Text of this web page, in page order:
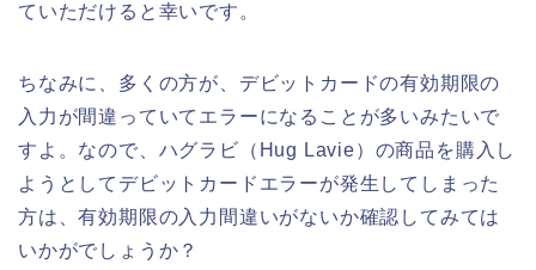
ていただけると幸いです。
ちなみに、多くの方が、デビットカードの有効期限の
入力が間違っていてエラーになることが多いみたいで
すよ。なので、ハグラビ（Hug Lavie）の商品を購入し
ようとしてデビットカードエラーが発生してしまった
方は、有効期限の入力間違いがないか確認してみては
いかがでしょうか？